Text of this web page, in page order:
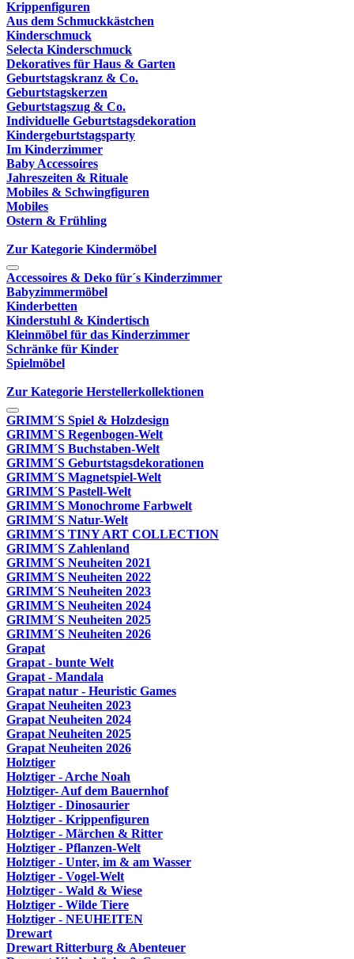
Krippenfiguren
Aus dem Schmuckkästchen
Kinderschmuck
Selecta Kinderschmuck
Dekoratives für Haus & Garten
Geburtstagskranz & Co.
Geburtstagskerzen
Geburtstagszug & Co.
Individuelle Geburtstagsdekoration
Kindergeburtstagsparty
Im Kinderzimmer
Baby Accessoires
Jahreszeiten & Rituale
Mobiles & Schwingfiguren
Mobiles
Ostern & Frühling
Zur Kategorie Kindermöbel
Accessoires & Deko für´s Kinderzimmer
Babyzimmermöbel
Kinderbetten
Kinderstuhl & Kindertisch
Kleinmöbel für das Kinderzimmer
Schränke für Kinder
Spielmöbel
Zur Kategorie Herstellerkollektionen
GRIMM´S Spiel & Holzdesign
GRIMM`S Regenbogen-Welt
GRIMM´S Buchstaben-Welt
GRIMM´S Geburtstagsdekorationen
GRIMM´S Magnetspiel-Welt
GRIMM´S Pastell-Welt
GRIMM´S Monochrome Farbwelt
GRIMM´S Natur-Welt
GRIMM´S TINY ART COLLECTION
GRIMM´S Zahlenland
GRIMM´S Neuheiten 2021
GRIMM´S Neuheiten 2022
GRIMM´S Neuheiten 2023
GRIMM´S Neuheiten 2024
GRIMM´S Neuheiten 2025
GRIMM´S Neuheiten 2026
Grapat
Grapat - bunte Welt
Grapat - Mandala
Grapat natur - Heuristic Games
Grapat Neuheiten 2023
Grapat Neuheiten 2024
Grapat Neuheiten 2025
Grapat Neuheiten 2026
Holztiger
Holztiger - Arche Noah
Holztiger- Auf dem Bauernhof
Holztiger - Dinosaurier
Holztiger - Krippenfiguren
Holztiger - Märchen & Ritter
Holztiger - Pflanzen-Welt
Holztiger - Unter, im & am Wasser
Holztiger - Vogel-Welt
Holztiger - Wald & Wiese
Holztiger - Wilde Tiere
Holztiger - NEUHEITEN
Drewart
Drewart Ritterburg & Abenteuer